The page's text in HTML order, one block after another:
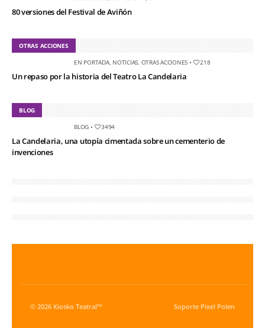
80 versiones del Festival de Aviñón
OTRAS ACCIONES
EN PORTADA, NOTICIAS, OTRAS ACCIONES • 218
Un repaso por la historia del Teatro La Candelaria
BLOG
BLOG • 3494
La Candelaria, una utopía cimentada sobre un cementerio de
invenciones
© 2026 Kiosko Teatral™ Soporte Pixel Polen